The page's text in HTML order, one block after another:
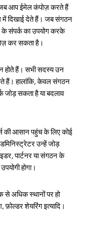
आप ईमेल कंपोज़ करते हैं
में दिखाई देते हैं। जब संगठन
के संपर्क का उपयोग करके
कर सकता है।
होते हैं। सभी सदस्य उन
हैं। हालांकि, केवल संगठन
जोड़ सकता है या बदलाव
की आसान पहुंच के लिए कोई
उन्हें जोड़
पार्टनर या संगठन के
होगा।
से अधिक स्थानों पर हो
शेयरिंग इत्यादि।